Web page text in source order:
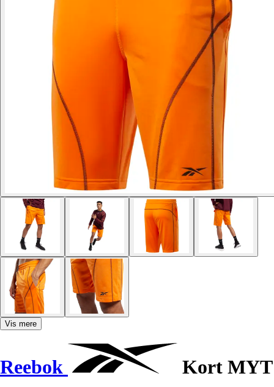
Vis mere
Reebok Kort MYT